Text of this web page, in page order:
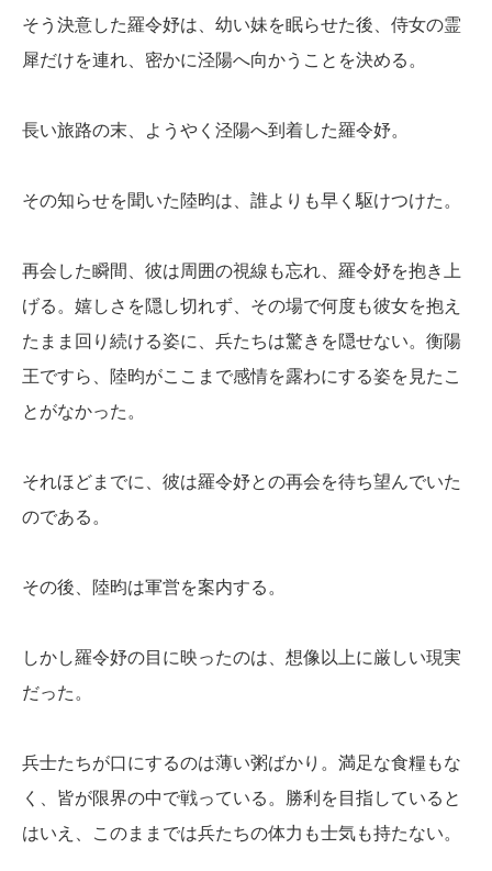
そう決意した羅令妤は、幼い妹を眠らせた後、侍女の霊
犀だけを連れ、密かに泾陽へ向かうことを決める。
長い旅路の末、ようやく泾陽へ到着した羅令妤。
その知らせを聞いた陸昀は、誰よりも早く駆けつけた。
再会した瞬間、彼は周囲の視線も忘れ、羅令妤を抱き上
げる。嬉しさを隠し切れず、その場で何度も彼女を抱え
たまま回り続ける姿に、兵たちは驚きを隠せない。衡陽
王ですら、陸昀がここまで感情を露わにする姿を見たこ
とがなかった。
それほどまでに、彼は羅令妤との再会を待ち望んでいた
のである。
その後、陸昀は軍営を案内する。
しかし羅令妤の目に映ったのは、想像以上に厳しい現実
だった。
兵士たちが口にするのは薄い粥ばかり。満足な食糧もな
く、皆が限界の中で戦っている。勝利を目指していると
はいえ、このままでは兵たちの体力も士気も持たない。